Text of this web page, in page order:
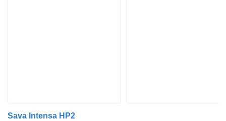
Sava Intensa HP2